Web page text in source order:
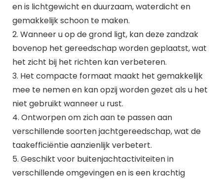
en is lichtgewicht en duurzaam, waterdicht en
gemakkelijk schoon te maken.
2. Wanneer u op de grond ligt, kan deze zandzak
bovenop het gereedschap worden geplaatst, wat
het zicht bij het richten kan verbeteren.
3. Het compacte formaat maakt het gemakkelijk
mee te nemen en kan opzij worden gezet als u het
niet gebruikt wanneer u rust.
4. Ontworpen om zich aan te passen aan
verschillende soorten jachtgereedschap, wat de
taakefficiëntie aanzienlijk verbetert.
5. Geschikt voor buitenjachtactiviteiten in
verschillende omgevingen en is een krachtig